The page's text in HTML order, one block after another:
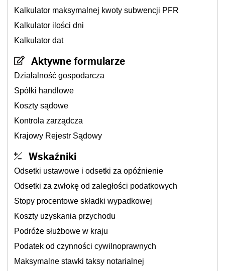
Kalkulator maksymalnej kwoty subwencji PFR
Kalkulator ilości dni
Kalkulator dat
Aktywne formularze
Działalność gospodarcza
Spółki handlowe
Koszty sądowe
Kontrola zarządcza
Krajowy Rejestr Sądowy
Wskaźniki
Odsetki ustawowe i odsetki za opóźnienie
Odsetki za zwłokę od zaległości podatkowych
Stopy procentowe składki wypadkowej
Koszty uzyskania przychodu
Podróże służbowe w kraju
Podatek od czynności cywilnoprawnych
Maksymalne stawki taksy notarialnej